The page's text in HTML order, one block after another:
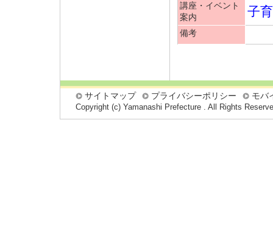
講座・イベント
案内
子
備考
サイトマップ プライバシーポリシー モバ
Copyright (c) Yamanashi Prefecture . All Rights